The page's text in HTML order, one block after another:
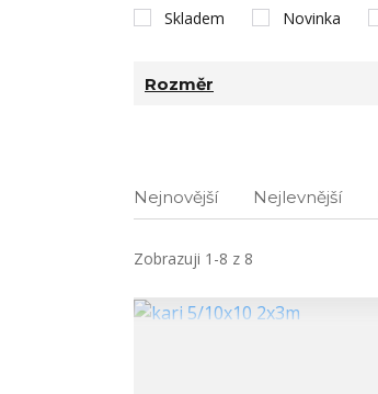
Skladem Novinka
Rozměr
Nejnovější Nejlevnější
Zobrazuji 1-8 z 8